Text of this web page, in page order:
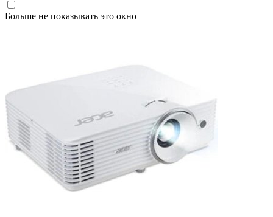
Больше не показывать это окно